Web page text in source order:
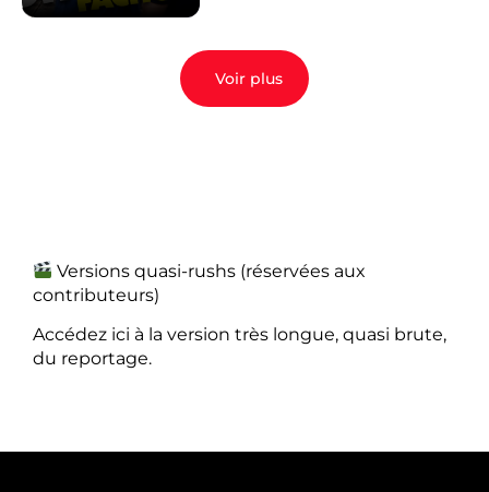
Voir plus
Versions quasi-rushs (réservées aux
contributeurs)
Accédez ici à la version très longue, quasi brute,
du reportage.